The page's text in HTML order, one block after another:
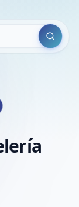
Buscar